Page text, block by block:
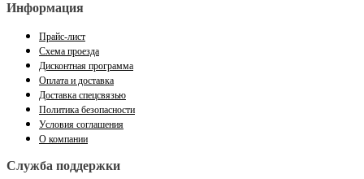
Информация
Прайс-лист
Схема проезда
Дисконтная программа
Оплата и доставка
Доставка спецсвязью
Политика безопасности
Условия соглашения
О компании
Служба поддержки